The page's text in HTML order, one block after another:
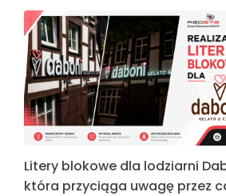
Litery blokowe dla lodziarni
która przyciąga uwagę przez